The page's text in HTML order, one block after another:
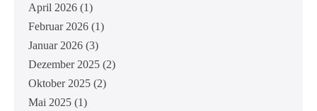
April 2026 (1)
Februar 2026 (1)
Januar 2026 (3)
Dezember 2025 (2)
Oktober 2025 (2)
Mai 2025 (1)